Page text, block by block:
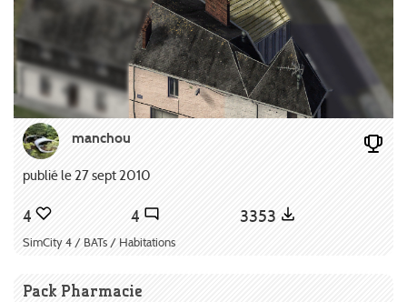
manchou
publié le 27 sept 2010
4 4 3353
SimCity 4 / BATs / Habitations
Pack Pharmacie